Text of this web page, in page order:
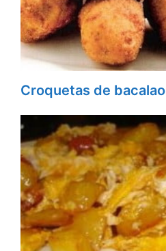
Croquetas de bacalao